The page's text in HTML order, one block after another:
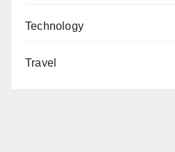
Technology
Travel